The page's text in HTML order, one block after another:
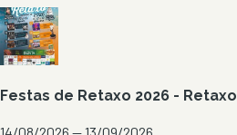
Festas de Retaxo 2026 - Retaxo